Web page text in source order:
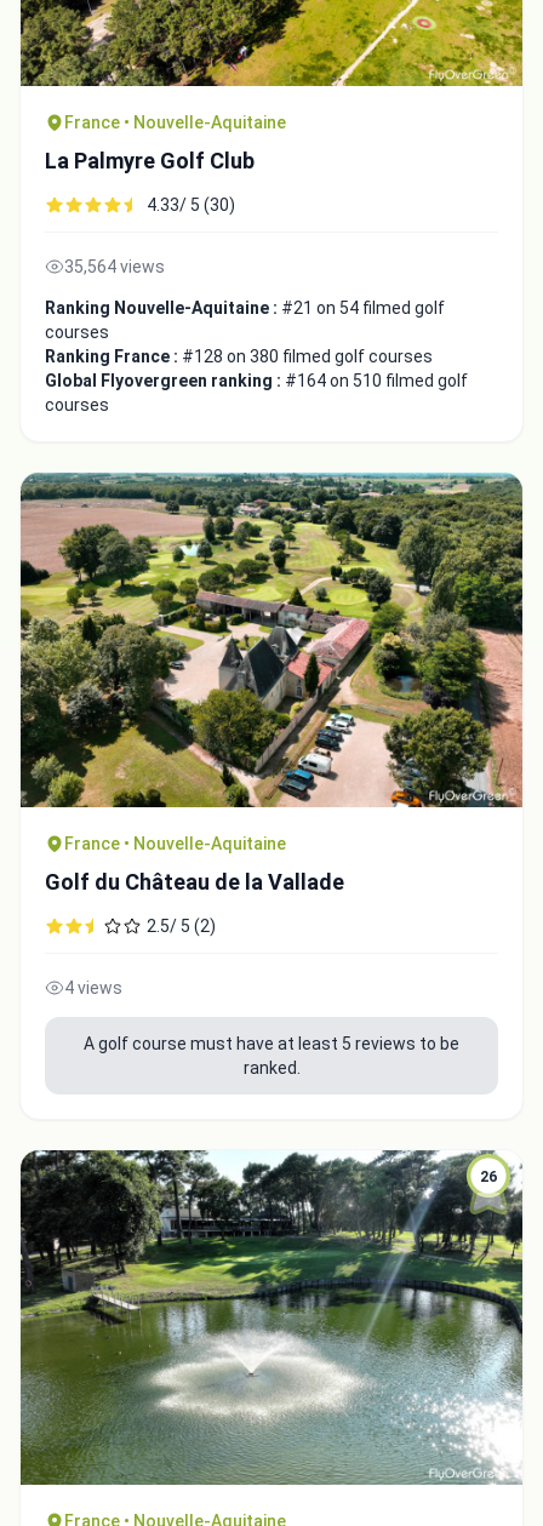
France • Nouvelle-Aquitaine
La Palmyre Golf Club
4.33/ 5 (30)
35,564 views
Ranking Nouvelle-Aquitaine : #21 on 54 filmed golf
courses
Ranking France : #128 on 380 filmed golf courses
Global Flyovergreen ranking : #164 on 510 filmed golf
courses
France • Nouvelle-Aquitaine
Golf du Château de la Vallade
2.5/ 5 (2)
4 views
A golf course must have at least 5 reviews to be
ranked.
26
France • Nouvelle-Aquitaine
Integrate video
Video choice:
Copy to Clipboard